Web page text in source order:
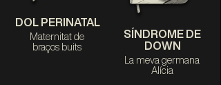
DOL PERINATAL
Maternitat de
braços buits
SÍNDROME DE
DOWN
La meva germana
Alícia